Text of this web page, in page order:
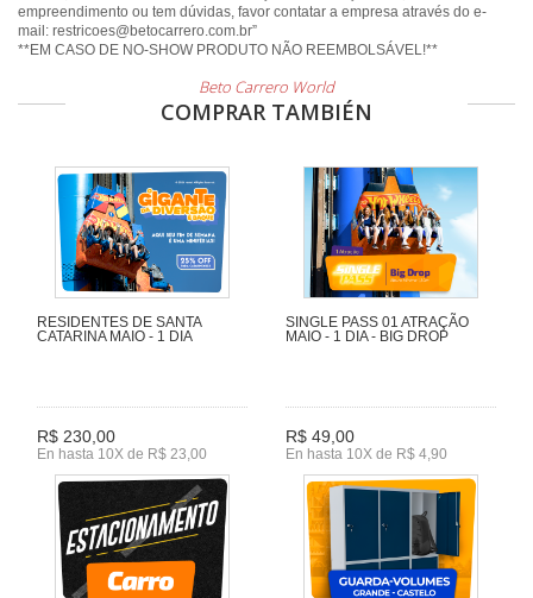
empreendimento ou tem dúvidas, favor contatar a empresa através do e-
mail: restricoes@betocarrero.com.br”
Beto Carrero World
COMPRAR TAMBIÉN
RESIDENTES DE SANTA
CATARINA MAIO - 1 DIA
R$ 230,00
En hasta 10X de R$ 23,00
SINGLE PASS 01 ATRAÇÃO
MAIO - 1 DIA - BIG DROP
R$ 49,00
En hasta 10X de R$ 4,90